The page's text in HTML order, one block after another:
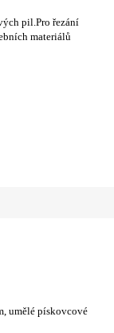
pil.Pro řezání
materiálů
umělé pískovcové